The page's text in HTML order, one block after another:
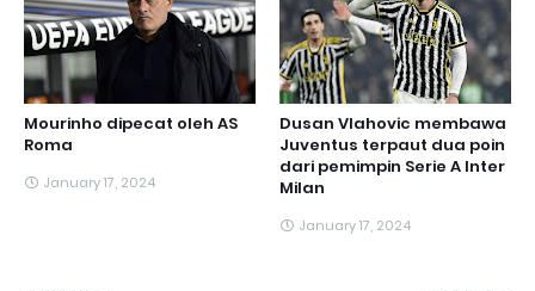
Mourinho dipecat oleh AS
Roma
January 17, 2024
Dusan Vlahovic membawa
Juventus terpaut dua poin
dari pemimpin Serie A Inter
Milan
January 17, 2024